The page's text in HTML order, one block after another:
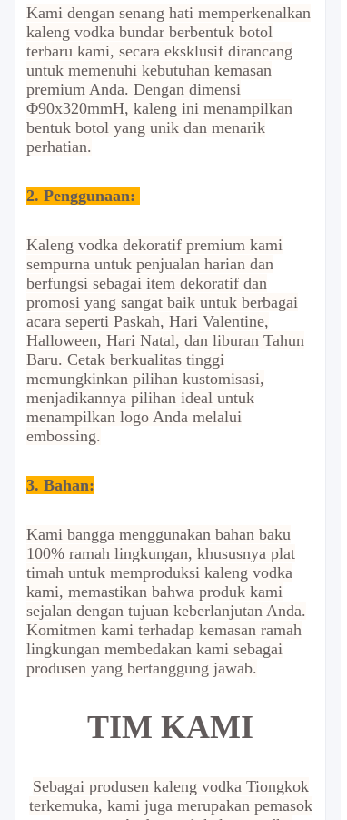
Kami dengan senang hati memperkenalkan
kaleng vodka bundar berbentuk botol
terbaru kami, secara eksklusif dirancang
untuk memenuhi kebutuhan kemasan
premium Anda. Dengan dimensi
Φ90x320mmH, kaleng ini menampilkan
bentuk botol yang unik dan menarik
perhatian.
2. Penggunaan:
Kaleng vodka dekoratif premium kami
sempurna untuk penjualan harian dan
berfungsi sebagai item dekoratif dan
promosi yang sangat baik untuk berbagai
acara seperti Paskah, Hari Valentine,
Halloween, Hari Natal, dan liburan Tahun
Baru. Cetak berkualitas tinggi
memungkinkan pilihan kustomisasi,
menjadikannya pilihan ideal untuk
menampilkan logo Anda melalui
embossing.
3. Bahan:
Kami bangga menggunakan bahan baku
100% ramah lingkungan, khususnya plat
timah untuk memproduksi kaleng vodka
kami, memastikan bahwa produk kami
sejalan dengan tujuan keberlanjutan Anda.
Komitmen kami terhadap kemasan ramah
lingkungan membedakan kami sebagai
produsen yang bertanggung jawab.
TIM KAMI
Sebagai produsen kaleng vodka Tiongkok
terkemuka, kami juga merupakan pemasok